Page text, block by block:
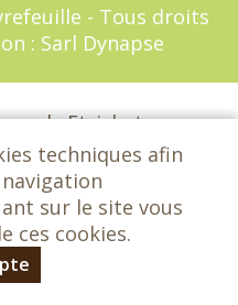
- Tous droits
: Sarl Dynapse
Etrichets -
- 02 43 25 29 42
techniques afin
sur le site vous
ces cookies.